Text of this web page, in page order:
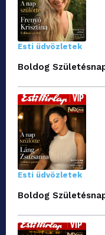
Esti üdvözletek
Boldog
Esti üdvözletek
Boldog